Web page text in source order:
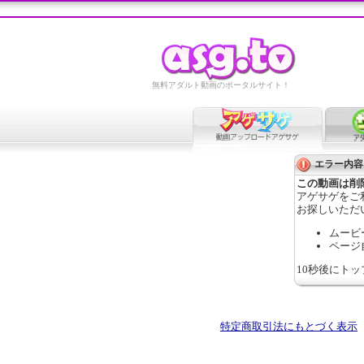
無料アダルト動画のポータルサイト！
エラー内容
この動画は削
アゲサゲをご
お探しいただ
ムービ
ページ
10秒後にト
特定商取引法にもとづく表示